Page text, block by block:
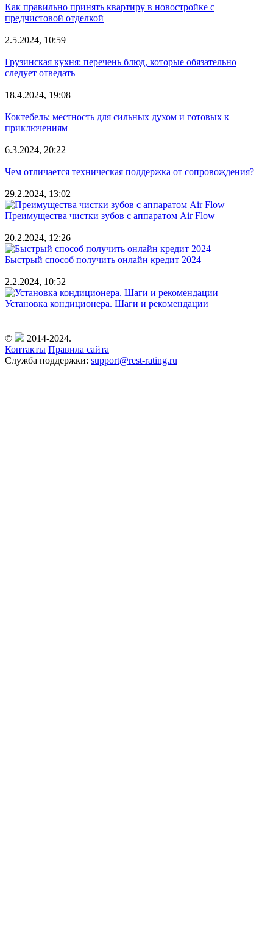
Как правильно принять квартиру в новостройке с
предчистовой отделкой
2.5.2024, 10:59
Грузинская кухня: перечень блюд, которые обязательно
следует отведать
18.4.2024, 19:08
Коктебель: местность для сильных духом и готовых к
приключениям
6.3.2024, 20:22
Чем отличается техническая поддержка от сопровождения?
29.2.2024, 13:02
Преимущества чистки зубов с аппаратом Air Flow
20.2.2024, 12:26
Быстрый способ получить онлайн кредит 2024
2.2.2024, 10:52
Установка кондиционера. Шаги и рекомендации
©
2014-2024.
Контакты Правила сайта
Служба поддержки: support@rest-rating.ru